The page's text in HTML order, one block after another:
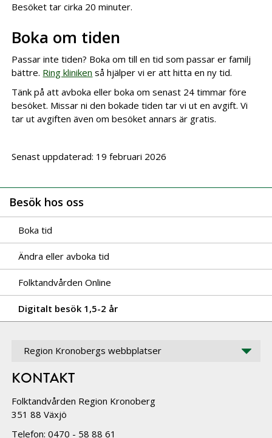
Besöket tar cirka 20 minuter.
Boka om tiden
Passar inte tiden? Boka om till en tid som passar er familj
bättre. Ring kliniken så hjälper vi er att hitta en ny tid.
Tänk på att avboka eller boka om senast 24 timmar före
besöket. Missar ni den bokade tiden tar vi ut en avgift. Vi
tar ut avgiften även om besöket annars är gratis.
Senast uppdaterad: 19 februari 2026
Besök hos oss
Boka tid
Ändra eller avboka tid
Folktandvården Online
Digitalt besök 1,5-2 år
Region Kronobergs webbplatser
KONTAKT
Folktandvården Region Kronoberg
351 88 Växjö
Telefon: 0470 - 58 88 61